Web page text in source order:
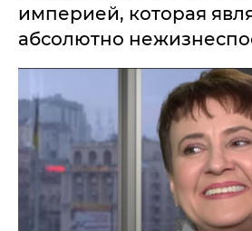
империей, которая
абсолютно